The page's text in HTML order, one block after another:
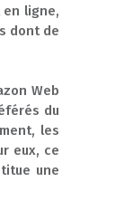
ligne,
dont de
Web
du
les
eux, ce
une